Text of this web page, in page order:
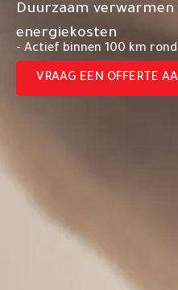
Duurzaam
energiekosten
- Actief binnen 100 km
VRAAG EEN OFFERTE